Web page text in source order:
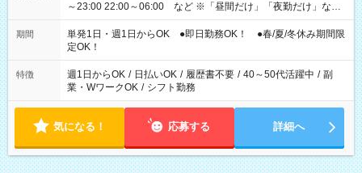
～23:00 22:00～06:00 など ※「昼間だけ」「夜勤だけ」など
の希望OK
期間
単発1日・週1日からOK ●即日勤務OK！ ●春/夏/冬休み期間限
定OK！
特徴 週1日からOK / 日払いOK / 履歴書不要 / 40～50代活躍中 / 副
業・WワークOK / シフト勤務
気になる！ 応募する 詳細へ